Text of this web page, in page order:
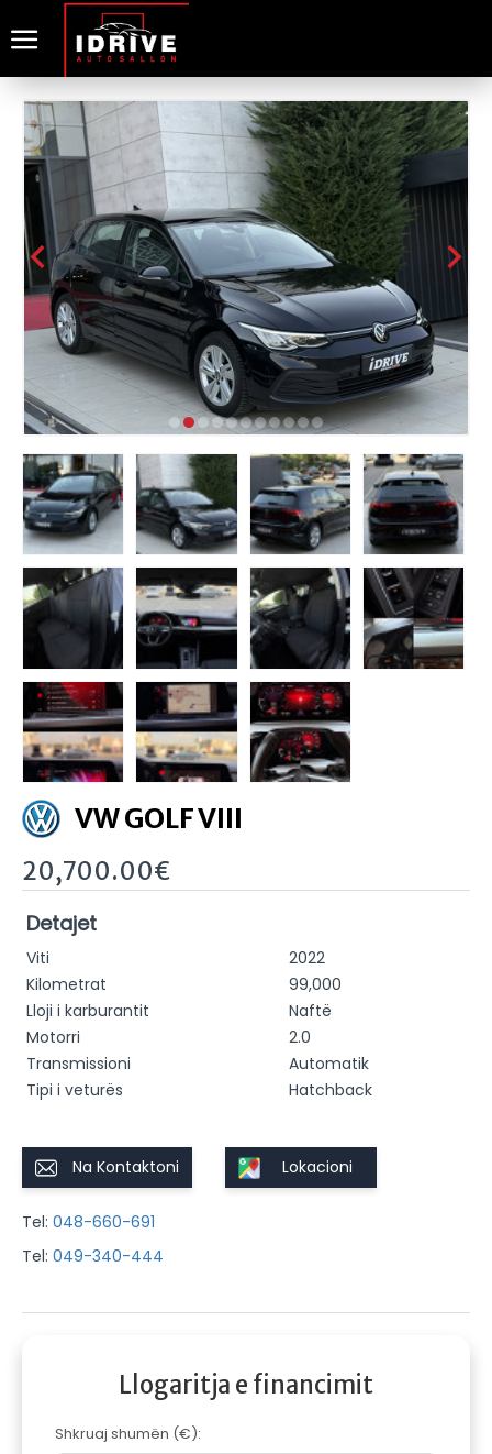
VW GOLF VIII
Detajet
Viti
2022
Kilometrat
99,000
Lloji i karburantit
Naftë
Motorri
2.0
Transmissioni
Automatik
Tipi i veturës
Hatchback
20,700.00€
Na Kontaktoni Lokacioni
Tel: 048-660-691
Tel: 049-340-444
Llogaritja e financimit
Shkruaj shumën (€):